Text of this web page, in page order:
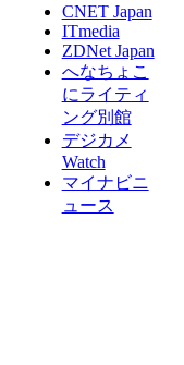
CNET Japan
ITmedia
ZDNet Japan
へなちょこ
にライティ
ング別館
デジカメ
Watch
マイナビニ
ュース